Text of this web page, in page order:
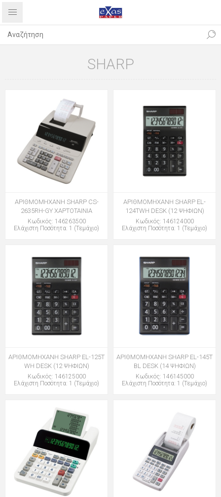
SHARP
ΑΡΙΘΜΟΜΗΧΑΝΗ SHARP CS-
2635RH-GY ΧΑΡΤΟΤΑΙΝΙΑ
Κωδικός: 146263500
Ελάχιστη Ποσότητα: 1 (Τεμάχιο)
ΑΡΙΘΜΟΜΗΧΑΝΗ SHARP EL-
124TWH DESK (12 ΨΗΦΙΩΝ)
Κωδικός: 146124000
Ελάχιστη Ποσότητα: 1 (Τεμάχιο)
ΑΡΙΘΜΟΜΗΧΑΝΗ SHARP EL-125T
WH DESK (12 ΨΗΦΙΩΝ)
Κωδικός: 146125000
Ελάχιστη Ποσότητα: 1 (Τεμάχιο)
ΑΡΙΘΜΟΜΗΧΑΝΗ SHARP EL-145T
BL DESK (14 ΨΗΦΙΩΝ)
Κωδικός: 146145000
Ελάχιστη Ποσότητα: 1 (Τεμάχιο)